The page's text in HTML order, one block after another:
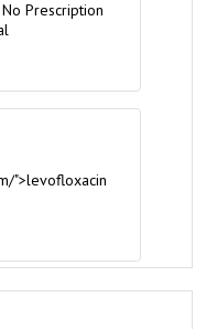
Prescription
">levofloxacin